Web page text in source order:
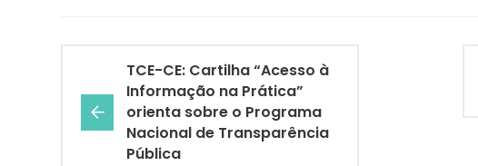
TCE-CE: Cartilha “Acesso à
Informação na Prática”
orienta sobre o Programa
Nacional de Transparência
Pública